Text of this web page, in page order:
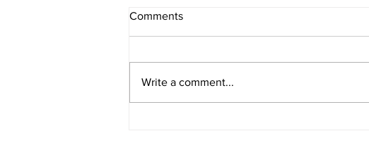
Comments
Write a comment...